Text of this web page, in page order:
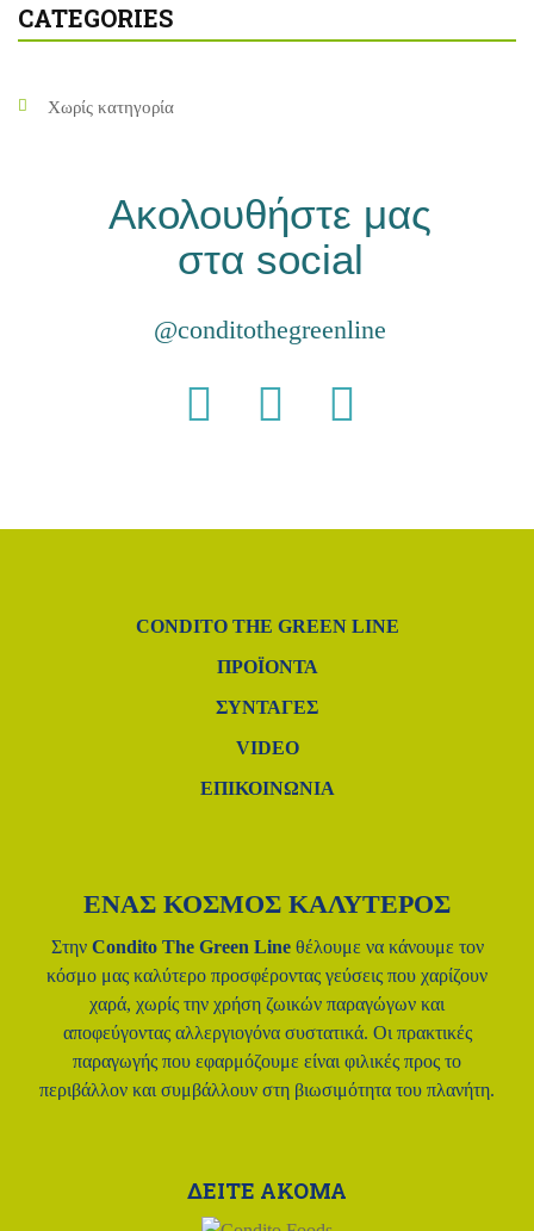
CATEGORIES
Χωρίς κατηγορία
Ακολουθήστε μας
στα social
@conditothegreenline
CONDITO THE GREEN LINE
ΠΡΟΪΌΝΤΑ
ΣΥΝΤΑΓΈΣ
VIDEO
ΕΠΙΚΟΙΝΩΝΙΑ
ΕΝΑΣ ΚΟΣΜΟΣ ΚΑΛΥΤΕΡΟΣ
Στην Condito The Green Lineθέλουμε να κάνουμε τον
κόσμο μας καλύτερο προσφέροντας γεύσεις που χαρίζουν
χαρά, χωρίς την χρήση ζωικών παραγώγων και
αποφεύγοντας αλλεργιογόνα συστατικά. Οι πρακτικές
παραγωγής που εφαρμόζουμε είναι φιλικές προς το
περιβάλλον και συμβάλλουν στη βιωσιμότητα του πλανήτη.
ΔΕΙΤΕ ΑΚΟΜΑ